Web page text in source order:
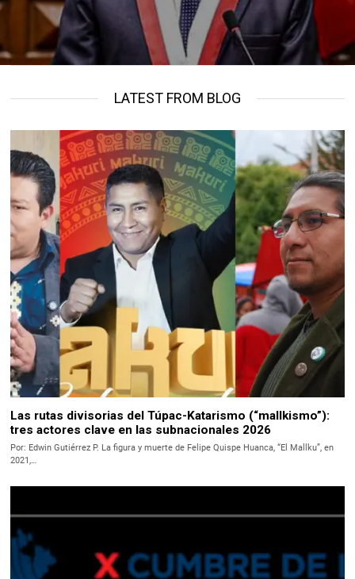
LATEST FROM BLOG
Las rutas divisorias del Túpac-Katarismo (“mallkismo”):
tres actores clave en las subnacionales 2026
Por: Edwin Gutiérrez P. La figura y muerte de Felipe Quispe Huanca, “El Mallku”, en
2021,…